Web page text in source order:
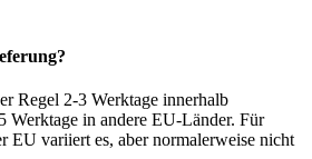
Regel 2-3 Werktage innerhalb
Werktage in andere EU-Länder. Für
EU variiert es, aber normalerweise nicht